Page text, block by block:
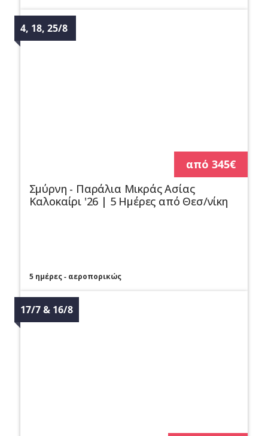
από 345€
4, 18, 25/8
Σμύρνη - Παράλια Μικράς Ασίας
Καλοκαίρι '26 | 5 Ημέρες από Θεσ/νίκη
5 ημέρες - αεροπορικώς
17/7 & 16/8